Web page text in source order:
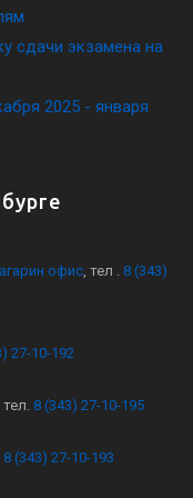
сдачи экзамена на
2025 - января
офис, тел . 8 (343)
27-10-192
8 (343) 27-10-195
8 (343) 27-10-193